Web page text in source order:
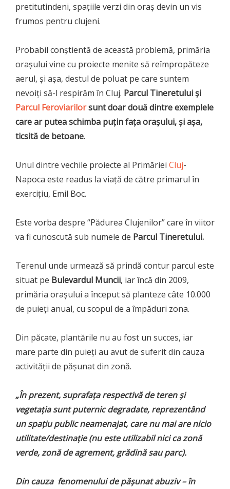
pretitutindeni, spaţiile verzi din oraş devin un vis
frumos pentru clujeni.
Probabil conştientă de această problemă, primăria
oraşului vine cu proiecte menite să reîmpropăteze
aerul, şi aşa, destul de poluat pe care suntem
nevoiţi să-l respirăm în Cluj. Parcul Tineretului şi
Parcul Feroviarilorsunt doar două dintre exemplele
care ar putea schimba puţin faţa oraşului, şi aşa,
ticsită de betoane.
Unul dintre vechile proiecte al Primăriei Cluj-
Napoca este readus la viaţă de către primarul în
exerciţiu, Emil Boc.
Este vorba despre “Pădurea Clujenilor” care în viitor
va fi cunoscută sub numele de Parcul Tineretului.
Terenul unde urmează să prindă contur parcul este
situat pe Bulevardul Muncii, iar încă din 2009,
primăria oraşului a început să planteze câte 10.000
de puieţi anual, cu scopul de a împăduri zona.
Din păcate, plantările nu au fost un succes, iar
mare parte din puieţi au avut de suferit din cauza
activităţii de păşunat din zonă.
„În prezent, suprafaţa respectivă de teren şi
vegetaţia sunt puternic degradate, reprezentând
un spaţiu public neamenajat, care nu mai are nicio
utilitate/destinaţie (nu este utilizabil nici ca zonă
verde, zonă de agrement, grădină sau parc).
Din cauza fenomenului de păşunat abuziv – în